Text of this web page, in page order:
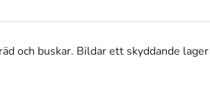
och buskar. Bildar ett skyddande